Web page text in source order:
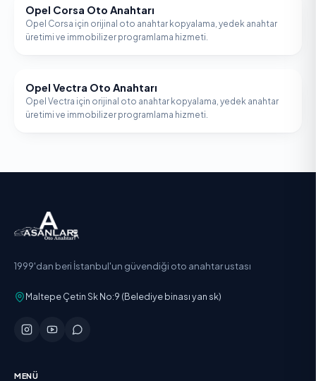
OPEL
Opel Corsa Oto Anahtarı
Opel Corsa için orijinal oto anahtar kopyalama, yedek anahtar
üretimi ve immobilizer programlama hizmeti.
OPEL
Opel Vectra Oto Anahtarı
Opel Vectra için orijinal oto anahtar kopyalama, yedek anahtar
üretimi ve immobilizer programlama hizmeti.
1999'dan beri İstanbul'un güvendiği oto anahtar ustası
Maltepe Çetin Sk No:9 (Belediye binası yan sk)
MENÜ